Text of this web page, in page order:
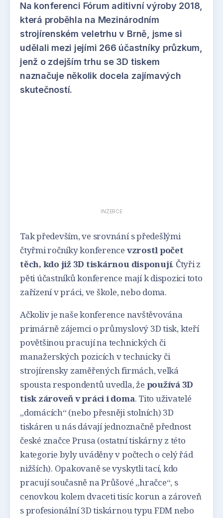
Na konferenci Fórum aditivní výroby 2018,
která proběhla na Mezinárodním
strojírenském veletrhu v Brně, jsme si
udělali mezi jejími 266 účastníky průzkum,
jenž o zdejším trhu se 3D tiskem
naznačuje několik docela zajímavých
skutečností.
INZERCE
Tak především, ve srovnání s předešlými
čtyřmi ročníky konference vzrostl počet
těch, kdo již 3D tiskárnou disponují. Čtyři z
pěti účastníků konference mají k dispozici toto
zařízení v práci, ve škole, nebo doma.
Ačkoliv je naše konference navštěvována
primárně zájemci o průmyslový 3D tisk, kteří
povětšinou pracují na technických či
manažerských pozicích v technicky či
strojírensky zaměřených firmách, velká
spousta respondentů uvedla, že používá 3D
tisk zároveň v práci i doma. Tito uživatelé
„domácích“ (nebo přesněji stolních) 3D
tiskáren u nás dávají jednoznačně přednost
české značce Prusa (ostatní tiskárny z této
kategorie byly uváděny v počtech o celý řád
nižších). Opakovaně se vyskytli tací, kdo
pracují současně na Průšové „hračce“, s
cenovkou kolem dvaceti tisíc korun a zároveň
s profesionální 3D tiskárnou typu FDM nebo